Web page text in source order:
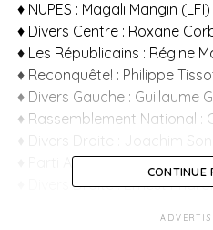
♦ NUPES : Magali Mangin
♦ Divers Centre : Roxane
♦ Les Républicains : Régine
♦ Reconquête! : Philippe
♦ Divers Gauche : Guillaume
♦ Rassemblement National :
♦ Parti Animaliste : Jérôme
♦ Divers Droite : Ernest
CONTINUE